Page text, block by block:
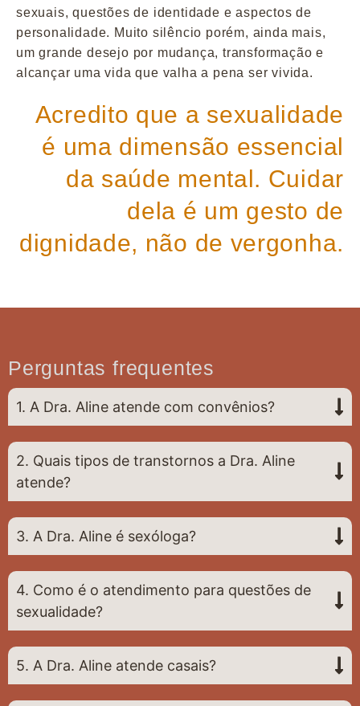
sexuais, questões de identidade e aspectos de
personalidade. Muito silêncio porém, ainda mais,
um grande desejo por mudança, transformação e
alcançar uma vida que valha a pena ser vivida.
Acredito que a sexualidade
é uma dimensão essencial
da saúde mental. Cuidar
dela é um gesto de
dignidade, não de vergonha.
Perguntas frequentes
1. A Dra. Aline atende com convênios?
2. Quais tipos de transtornos a Dra. Aline
atende?
3. A Dra. Aline é sexóloga?
4. Como é o atendimento para questões de
sexualidade?
5. A Dra. Aline atende casais?